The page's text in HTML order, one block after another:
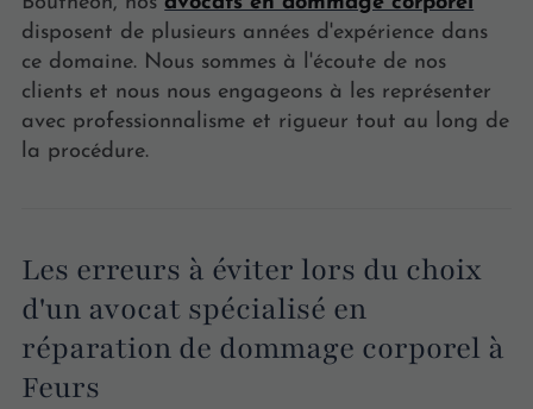
disposent de plusieurs années d'expérience dans
ce domaine. Nous sommes à l'écoute de nos
clients et nous nous engageons à les représenter
avec professionnalisme et rigueur tout au long de
la procédure.
Les erreurs à éviter lors du choix
d'un avocat spécialisé en
réparation de dommage corporel à
Feurs